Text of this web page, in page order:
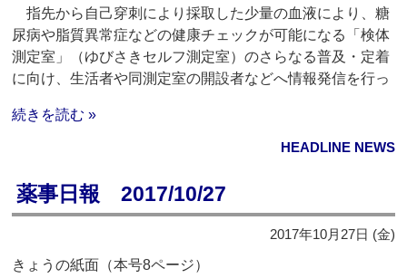
指先から自己穿刺により採取した少量の血液により、糖
尿病や脂質異常症などの健康チェックが可能になる「検体
測定室」（ゆびさきセルフ測定室）のさらなる普及・定着
に向け、生活者や同測定室の開設者などへ情報発信を行っ
続きを読む »
HEADLINE NEWS
薬事日報 2017/10/27
2017年10月27日 (金)
きょうの紙面（本号8ページ）